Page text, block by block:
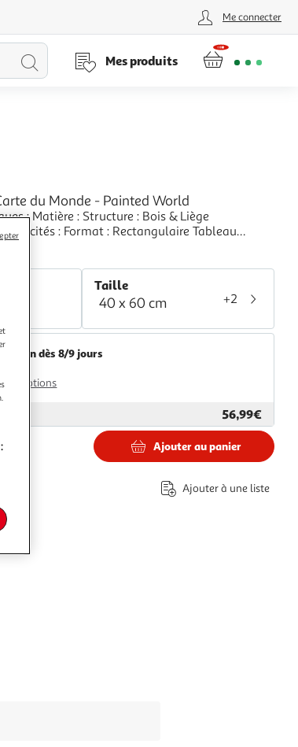
Me connecter
Lancer
Mes produits
du Monde - Painted World
: Bois & Liège
: Format : Rectangulaire Tableau
Taille
40 x 60 cm +2
dès 8/9 jours
d'options
56,99€
Ajouter au panier
Ajouter à une liste